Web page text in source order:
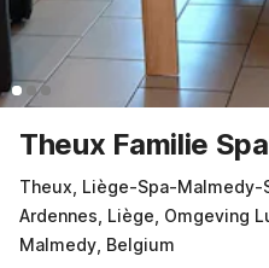
Theux Familie
Theux, Liège-Spa-
Ardennes, Liège, Omgeving
Malmedy, Belgium